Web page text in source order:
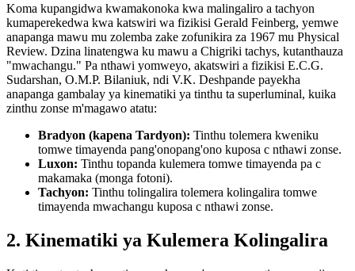
Koma kupangidwa kwamakonoka kwa malingaliro a tachyon
kumaperekedwa kwa katswiri wa fizikisi Gerald Feinberg, yemwe
anapanga mawu mu zolemba zake zofunikira za 1967 mu Physical
Review. Dzina linatengwa ku mawu a Chigriki tachys, kutanthauza
"mwachangu." Pa nthawi yomweyo, akatswiri a fizikisi E.C.G.
Sudarshan, O.M.P. Bilaniuk, ndi V.K. Deshpande payekha
anapanga gambalay ya kinematiki ya tinthu ta superluminal, kuika
zinthu zonse m'magawo atatu:
Bradyon (kapena Tardyon): Tinthu tolemera kweniku
tomwe timayenda pang'onopang'ono kuposa c nthawi zonse.
Luxon: Tinthu topanda kulemera tomwe timayenda pa c
makamaka (monga fotoni).
Tachyon: Tinthu tolingalira tolemera kolingalira tomwe
timayenda mwachangu kuposa c nthawi zonse.
2. Kinematiki ya Kulemera Kolingalira